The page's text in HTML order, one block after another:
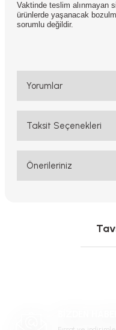
Vaktinde teslim alınmayan
ürünlerde yaşanacak
sorumlu değildir.
Yorumlar
Bu ürüne
Taksit Seçenekleri
Önerileriniz
Görüş ve önerileriniz için
Ürün resmi kalitesiz,